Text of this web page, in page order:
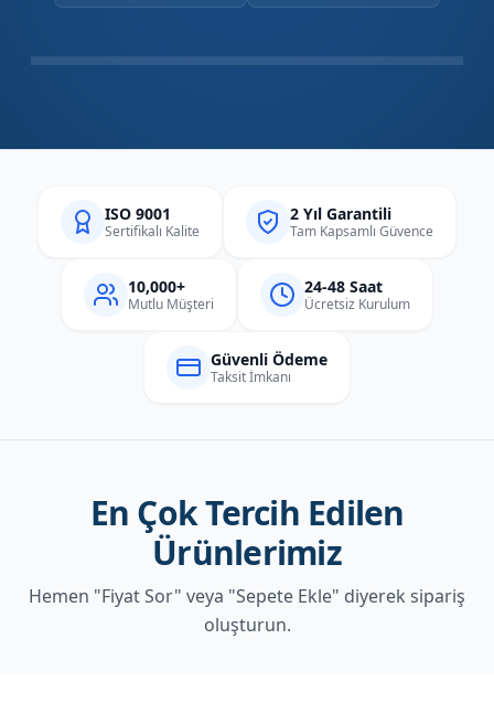
ISO 9001
Sertifikalı Kalite
2 Yıl Garantili
Tam Kapsamlı Güvence
10,000+
Mutlu Müşteri
24-48 Saat
Ücretsiz Kurulum
Güvenli Ödeme
Taksit İmkanı
En Çok Tercih Edilen
Ürünlerimiz
Hemen "Fiyat Sor" veya "Sepete Ekle" diyerek sipariş
oluşturun.